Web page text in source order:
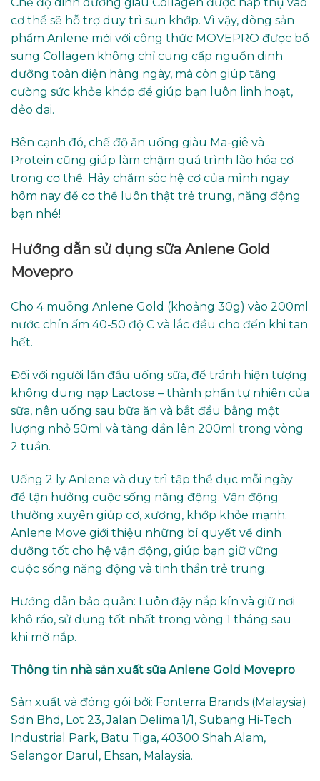
cơ thể sẽ hỗ trợ duy trì sụn khớp. Vì vậy, dòng sản
phẩm Anlene mới với công thức MOVEPRO được bổ
sung Collagen không chỉ cung cấp nguồn dinh
dưỡng toàn diện hàng ngày, mà còn giúp tăng
cường sức khỏe khớp để giúp bạn luôn linh hoạt,
dẻo dai.
Bên cạnh đó, chế độ ăn uống giàu Ma-giê và
Protein cũng giúp làm chậm quá trình lão hóa cơ
trong cơ thể. Hãy chăm sóc hệ cơ của mình ngay
hôm nay để cơ thể luôn thật trẻ trung, năng động
bạn nhé!
Hướng dẫn sử dụng sữa Anlene Gold
Movepro
Cho 4 muỗng Anlene Gold (khoảng 30g) vào 200ml
nước chín ấm 40-50 độ C và lắc đều cho đến khi tan
hết.
Đối với người lần đầu uống sữa, để tránh hiện tượng
không dung nạp Lactose – thành phần tự nhiên của
sữa, nên uống sau bữa ăn và bắt đầu bằng một
lượng nhỏ 50ml và tăng dần lên 200ml trong vòng
2 tuần.
Uống 2 ly Anlene và duy trì tập thể dục mỗi ngày
để tận hưởng cuộc sống năng động. Vận động
thường xuyên giúp cơ, xương, khớp khỏe mạnh.
Anlene Move giới thiệu những bí quyết về dinh
dưỡng tốt cho hệ vận động, giúp bạn giữ vững
cuộc sống năng động và tinh thần trẻ trung.
Hướng dẫn bảo quản: Luôn đậy nắp kín và giữ nơi
khô ráo, sử dụng tốt nhất trong vòng 1 tháng sau
khi mở nắp.
Thông tin nhà sản xuất sữa Anlene Gold Movepro
Sản xuất và đóng gói bởi: Fonterra Brands (Malaysia)
Sdn Bhd, Lot 23, Jalan Delima 1/1, Subang Hi-Tech
Industrial Park, Batu Tiga, 40300 Shah Alam,
Selangor Darul, Ehsan, Malaysia.